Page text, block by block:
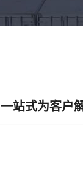
一站式为客户